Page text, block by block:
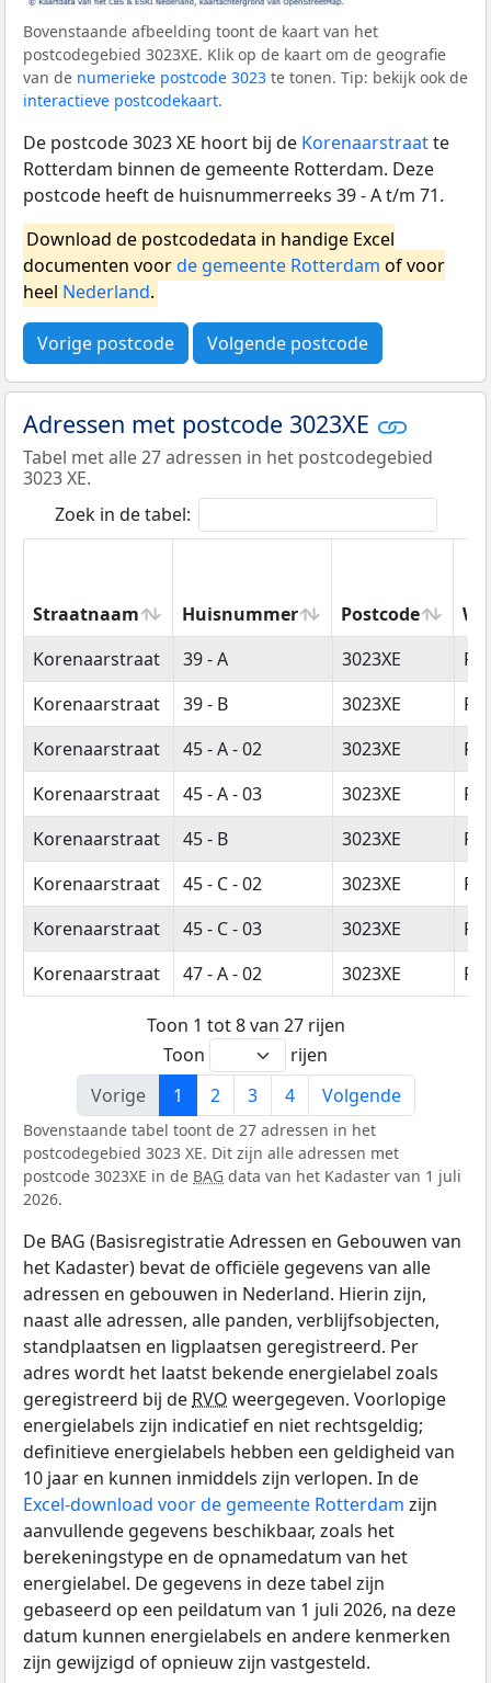
Bovenstaande afbeelding toont de kaart van het
postcodegebied 3023XE. Klik op de kaart om de geografie
van de numerieke postcode 3023 te tonen. Tip: bekijk ook de
interactieve postcodekaart.
De postcode 3023 XE hoort bij de Korenaarstraatte
Rotterdam binnen de gemeente Rotterdam. Deze
postcode heeft de huisnummerreeks 39 - A t/m 71.
Download de postcodedata in handige Excel
documenten voorde gemeente Rotterdam of voor
heel Nederland.
Vorige postcode Volgende postcode
Adressen met postcode 3023XE
Tabel met alle 27 adressen in het postcodegebied
3023 XE.
Zoek in de tabel:
Straatnaam Huisnummer Postcode
Straatnaam
Huisnummer Postcode
Korenaarstraat 39 - A 3023XE
Korenaarstraat
39 - B 3023XE
Korenaarstraat
45 - A - 02 3023XE
Korenaarstraat
45 - A - 03 3023XE
Korenaarstraat
45 - B 3023XE
Korenaarstraat
45 - C - 02 3023XE
Korenaarstraat
45 - C - 03 3023XE
Korenaarstraat
47 - A - 02 3023XE
Toon 1 tot 8 van 27 rijen
Toon
rijen
Vorige
1 2 3 4 Volgende
Bovenstaande tabel toont de 27 adressen in het
postcodegebied 3023 XE. Dit zijn alle adressen met
postcode 3023XE in de BAG data van het Kadaster van 1 juli
2026.
De BAG (Basisregistratie Adressen en Gebouwen van
het Kadaster) bevat de officiële gegevens van alle
adressen en gebouwen in Nederland. Hierin zijn,
naast alle adressen, alle panden, verblijfsobjecten,
standplaatsen en ligplaatsen geregistreerd. Per
adres wordt het laatst bekende energielabel zoals
geregistreerd bij de RVO weergegeven. Voorlopige
energielabels zijn indicatief en niet rechtsgeldig;
definitieve energielabels hebben een geldigheid van
10 jaar en kunnen inmiddels zijn verlopen. In de
Excel-download voor de gemeente Rotterdam zijn
aanvullende gegevens beschikbaar, zoals het
berekeningstype en de opnamedatum van het
energielabel. De gegevens in deze tabel zijn
gebaseerd op een peildatum van 1 juli 2026, na deze
datum kunnen energielabels en andere kenmerken
zijn gewijzigd of opnieuw zijn vastgesteld.